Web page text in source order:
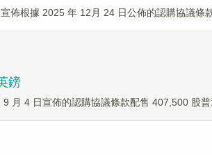
根據 2025 年 12月 24 日公佈的認購協議條
鎊
4 日宣佈的認購協議條款配售 407,500 股普